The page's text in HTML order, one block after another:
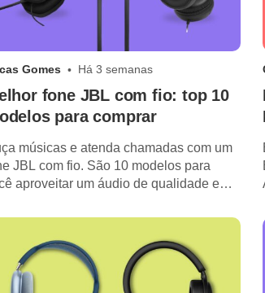
Gomes Há 3 semanas
fone JBL com fio: top 10
para comprar
músicas e atenda chamadas com um
JBL com fio. São 10 modelos para
aproveitar um áudio de qualidade e